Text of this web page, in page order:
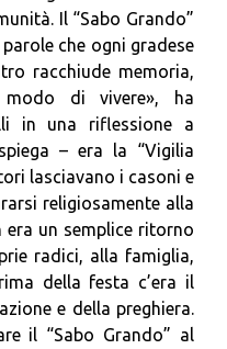
Il “Sabo Grando”
che ogni gradese
racchiude memoria,
modo di vivere», ha
in una riflessione a
– era la “Vigilia
lasciavano i casoni e
religiosamente alla
era un semplice ritorno
radici, alla famiglia,
della festa c’era il
e della preghiera.
il “Sabo Grando” al